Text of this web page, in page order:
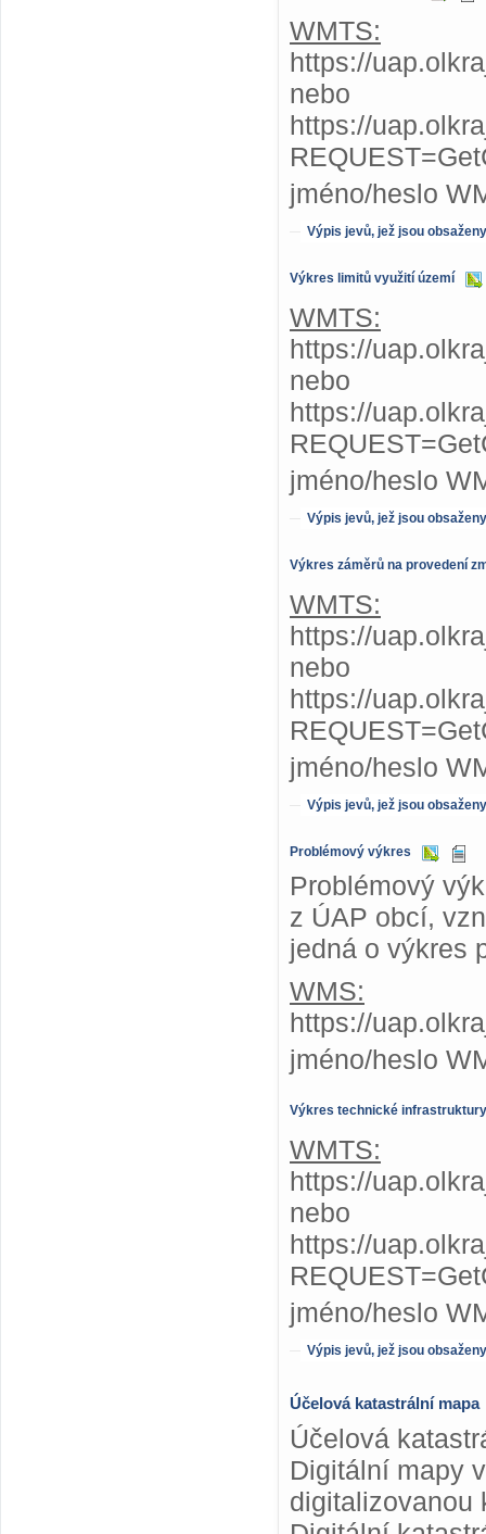
WMTS:
https://
nebo
https://
jméno/heslo
Výpis jevů, jež jsou
Výkres limitů využití území
WMTS:
https://
nebo
https://
jméno/heslo
Výpis jevů, jež jsou
Výkres záměrů na provedení
WMTS:
https://
nebo
https://
jméno/heslo
Výpis jevů, jež jsou
Problémový výkres
Problémový
z ÚAP obcí,
jedná o výkres
WMS:
https://
jméno/heslo
Výkres technické infrastruktury
WMTS:
https://
nebo
https://
jméno/heslo
Výpis jevů, jež jsou
Účelová katastrální mapa
Účelová
Digitální mapy
digitalizovanou